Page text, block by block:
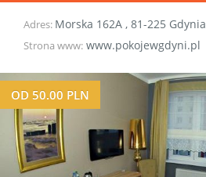
Adres: Morska 162A , 81-225 Gdynia
Strona www: www.pokojewgdyni.pl
OD 50.00 PLN